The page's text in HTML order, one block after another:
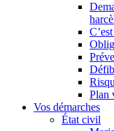
Plan
Vos démarches
État civil